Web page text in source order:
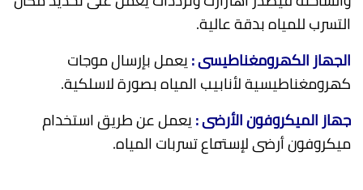
التسرب للمياه بدقة عالية.
الجهاز الكهرومغناطيسى :يعمل بإرسال موجات
كهرومغناطيسية لأنابيب المياه بصورة لاسلكية.
جهاز الميكروفون الأرضى :يعمل عن طريق استخدام
ميكروفون أرضى لإستماع تسربات المياه.